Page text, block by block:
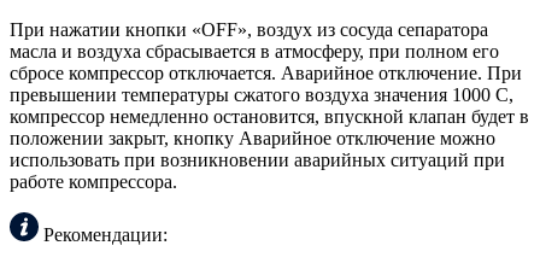
При нажатии кнопки «OFF», воздух из сосуда сепаратора
масла и воздуха сбрасывается в атмосферу, при полном его
сбросе компрессор отключается. Аварийное отключение. При
превышении температуры сжатого воздуха значения 1000 С,
компрессор немедленно остановится, впускной клапан будет в
положении закрыт, кнопку Аварийное отключение можно
использовать при возникновении аварийных ситуаций при
работе компрессора.
Рекомендации: